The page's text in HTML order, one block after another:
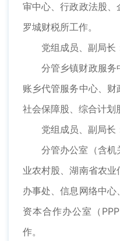
审中心、行政政法股、
罗城财税所工作。
党组成员、副局长
分管乡镇财政服务
账乡代管服务中心、财
社会保障股、综合计划
党组成员、副局长
分管办公室（含机
业农村股、湖南省农
办事处、信息网络中
资本合作办公室（
作。